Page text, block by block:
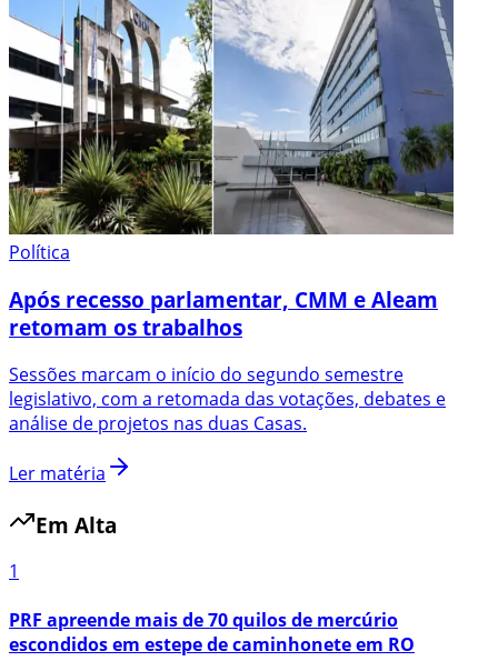
Política
Após recesso parlamentar, CMM e Aleam
retomam os trabalhos
Sessões marcam o início do segundo semestre
legislativo, com a retomada das votações, debates e
análise de projetos nas duas Casas.
Ler matéria
Em Alta
1
PRF apreende mais de 70 quilos de mercúrio
escondidos em estepe de caminhonete em RO